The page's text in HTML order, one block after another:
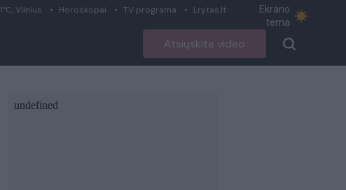
1°C, Vilnius Horoskopai TV programa Lrytas.lt
Ekrano
tema
Atsiųskite video